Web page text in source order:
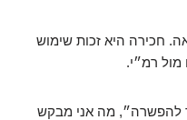
חכירה היא זכות שימוש
מול רמ״י.
להפשרה״, מה אני מבקש